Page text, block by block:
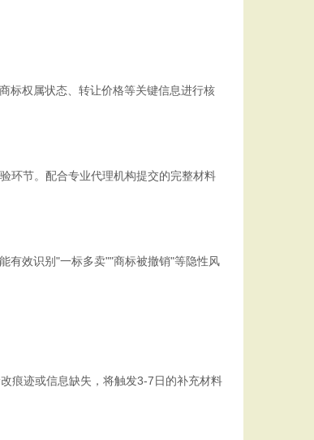
标权属状态、转让价格等关键信息进行核
环节。配合专业代理机构提交的完整材料
有效识别"一标多卖""商标被撤销"等隐性风
痕迹或信息缺失，将触发3-7日的补充材料